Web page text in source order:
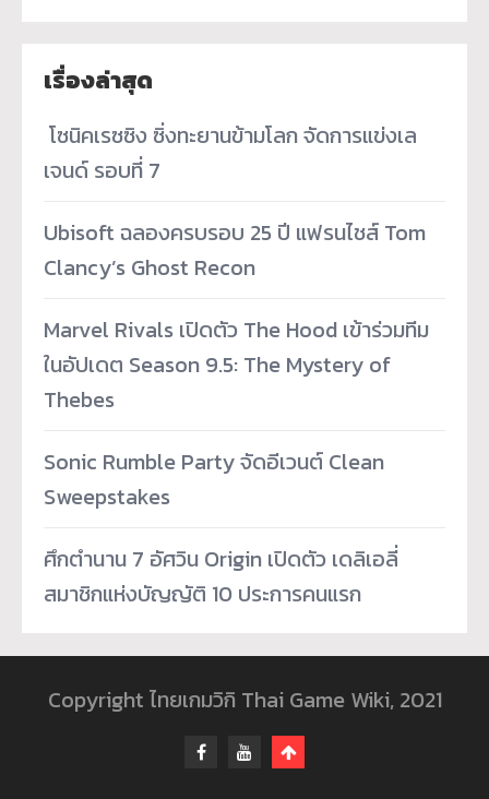
เรื่องล่าสุด
­ โซนิคเรซซิง ซิ่งทะยานข้ามโลก จัดการแข่งเล
เจนด์ รอบที่ 7
Ubisoft ฉลองครบรอบ 25 ปี แฟรนไชส์ Tom
Clancy’s Ghost Recon
Marvel Rivals เปิดตัว The Hood เข้าร่วมทีม
ในอัปเดต Season 9.5: The Mystery of
Thebes
Sonic Rumble Party จัดอีเวนต์ Clean
Sweepstakes
ศึกตำนาน 7 อัศวิน Origin เปิดตัว เดลิเอลี่
สมาชิกแห่งบัญญัติ 10 ประการคนแรก
Copyright ไทยเกมวิกิ Thai Game Wiki, 2021